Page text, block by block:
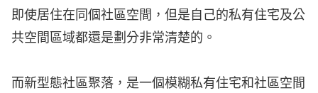
即使居住在同個社區空間，但是自己的私有住宅及公
共空間區域都還是劃分非常清楚的。
而新型態社區聚落，是一個模糊私有住宅和社區空間